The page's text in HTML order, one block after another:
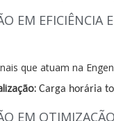
EM EFICIÊNCIA
que atuam na
Carga horária
EM